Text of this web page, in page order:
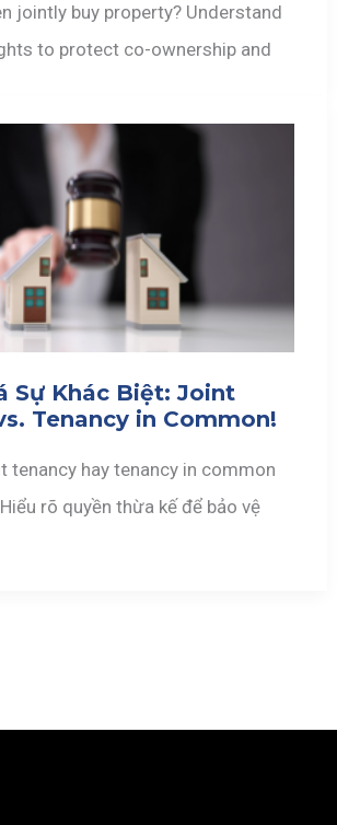
jointly buy property? Understand
to protect co-ownership and
Sự Khác Biệt: Joint
Tenancy in Common!
tenancy hay tenancy in common
rõ quyền thừa kế để bảo vệ